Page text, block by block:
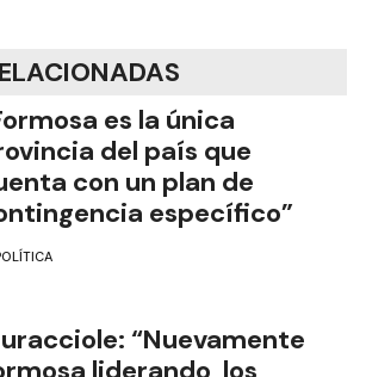
es la única
del país que
con un plan de
específico”
“Nuevamente
liderando los